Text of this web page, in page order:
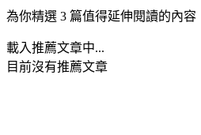
為你精選 3 篇值得延伸閱讀的內容
載入推薦文章中...
目前沒有推薦文章